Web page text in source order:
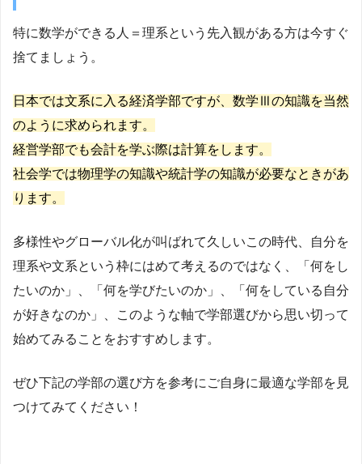
特に数学ができる人＝理系という先入観がある方は今すぐ
捨てましょう。
日本では文系に入る経済学部ですが、数学Ⅲの知識を当然
のように求められます。
経営学部でも会計を学ぶ際は計算をします。
社会学では物理学の知識や統計学の知識が必要なときがあ
ります。
多様性やグローバル化が叫ばれて久しいこの時代、自分を
理系や文系という枠にはめて考えるのではなく、「何をし
たいのか」、「何を学びたいのか」、「何をしている自分
が好きなのか」、このような軸で学部選びから思い切って
始めてみることをおすすめします。
ぜひ下記の学部の選び方を参考にご自身に最適な学部を見
つけてみてください！